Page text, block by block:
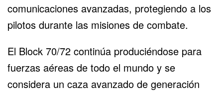
comunicaciones avanzadas, protegiendo a los
pilotos durante las misiones de combate.
El Block 70/72 continúa produciéndose para
fuerzas aéreas de todo el mundo y se
considera un caza avanzado de generación